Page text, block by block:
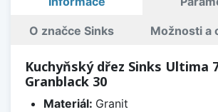
O značce Sinks Možnosti a
Kuchyňský dřez Sinks Ultima
Granblack 30
Materiál: Granit